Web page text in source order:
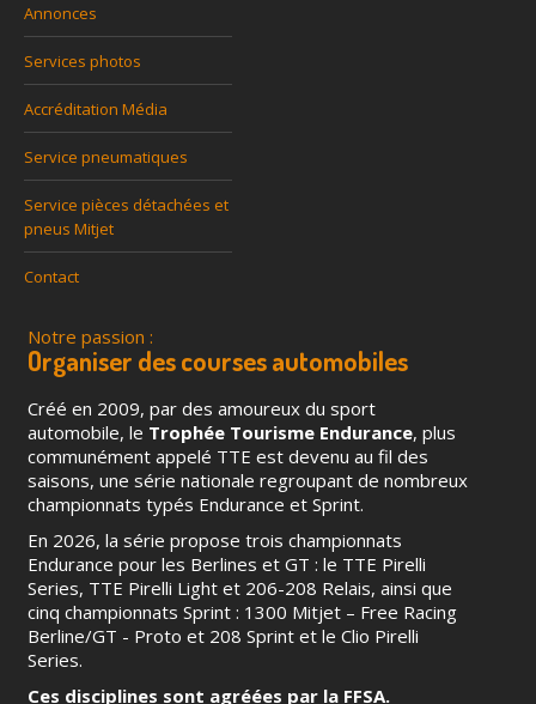
Annonces
Services photos
Accréditation Média
Service pneumatiques
Service pièces détachées et
pneus Mitjet
Contact
Notre passion :
Organiser des courses automobiles
Créé en 2009, par des amoureux du sport
automobile, le Trophée Tourisme Endurance, plus
communément appelé TTE est devenu au fil des
saisons, une série nationale regroupant de nombreux
championnats typés Endurance et Sprint.
En 2026, la série propose trois championnats
Endurance pour les Berlines et GT : le TTE Pirelli
Series, TTE Pirelli Light et 206-208 Relais, ainsi que
cinq championnats Sprint : 1300 Mitjet – Free Racing
Berline/GT - Proto et 208 Sprint et le Clio Pirelli
Series.
Ces disciplines sont agréées par la FFSA.